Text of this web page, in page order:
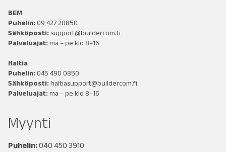
BEM
Puhelin: 09 427 20850
Sähköposti: support@buildercom.fi
Palveluajat: ma – pe klo 8–16
Haltia
Puhelin: 045 490 0850
Sähköposti: haltiasupport@buildercom.fi
Palveluajat: ma – pe klo 8–16
Myynti
Puhelin:040 450 3910